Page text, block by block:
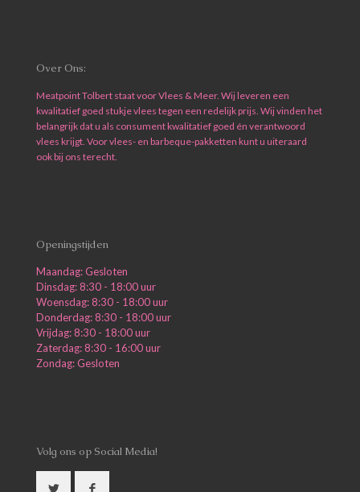
Over Ons:
Meatpoint Tolbert staat voor Vlees & Meer. Wij leveren een
kwalitatief goed stukje vlees tegen een redelijk prijs. Wij vinden het
belangrijk dat u als consument kwalitatief goed én verantwoord
vlees krijgt. Voor vlees- en barbeque-pakketten kunt u uiteraard
ook bij ons terecht.
Openingstijden
Maandag: Gesloten
Dinsdag: 8:30 - 18:00 uur
Woensdag: 8:30 - 18:00 uur
Donderdag: 8:30 - 18:00 uur
Vrijdag: 8:30 - 18:00 uur
Zaterdag: 8:30 - 16:00 uur
Zondag: Gesloten
Volg ons op Social Media!